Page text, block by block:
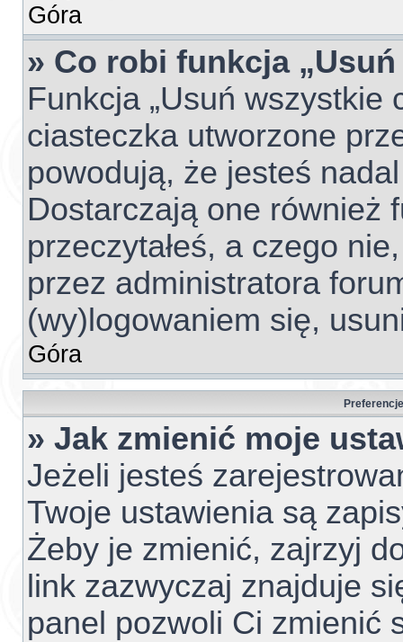
Góra
» Co robi funkcja
Funkcja „Usuń wszystkie
ciasteczka utworzone
powodują, że jesteś
Dostarczają one również
przeczytałeś, a czego
przez administratora
(wy)logowaniem się,
Góra
» Jak zmienić moje
Jeżeli jesteś
Twoje ustawienia są
Żeby je zmienić, zajrzyj
link zazwyczaj znajduje
panel pozwoli Ci zmienić